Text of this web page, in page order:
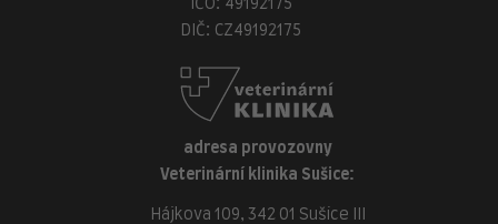
IČO: 49192175
DIČ: CZ49192175
adresa provozovny
Veterinární klinika Sušice:
Hájkova 109, 342 01 Sušice III